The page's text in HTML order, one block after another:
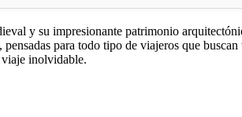
y su impresionante patrimonio
para todo tipo de viajeros que
inolvidable.